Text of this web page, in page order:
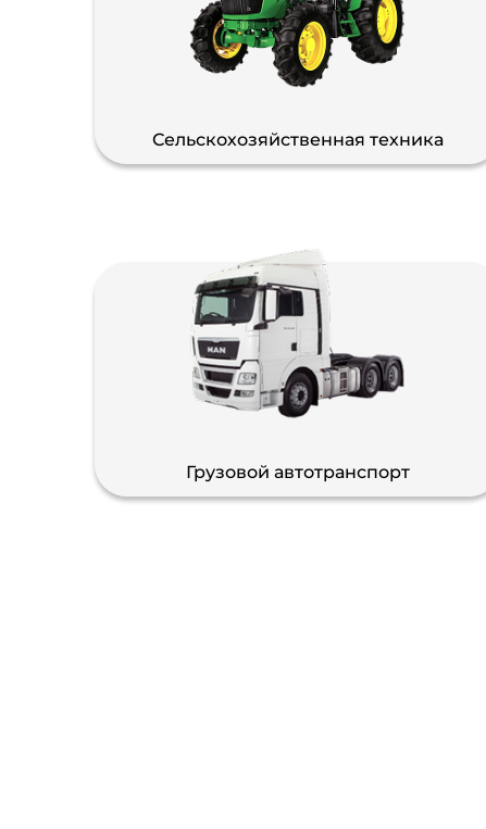
Сельскохозяйственная техника
Грузовой автотранспорт